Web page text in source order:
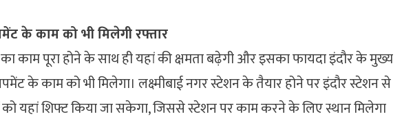
के काम को भी मिलेगी रफ्तार
काम पूरा होने के साथ ही यहां की क्षमता बढ़ेगी और इसका फायदा इंदौर के मुख्य
के काम को भी मिलेगा। लक्ष्मीबाई नगर स्टेशन के तैयार होने पर इंदौर स्टेशन से
को यहां शिफ्ट किया जा सकेगा, जिससे स्टेशन पर काम करने के लिए स्थान मिलेगा